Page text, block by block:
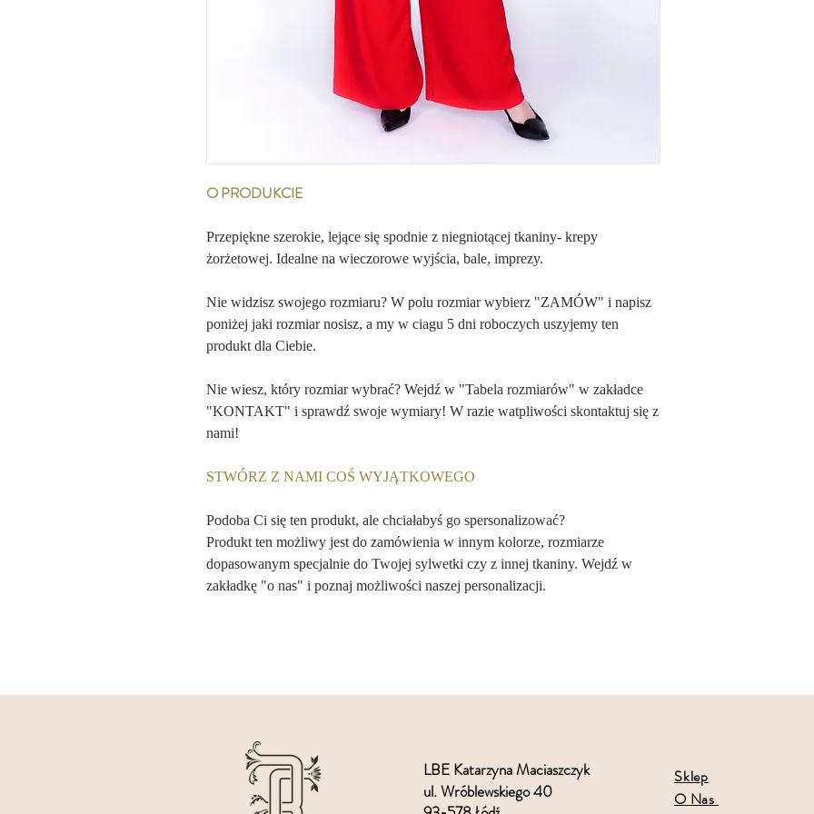
O PRODUKCIE
Przepiękne szerokie, lejące się spodnie z niegniotącej tkaniny- krepy
żorżetowej. Idealne na wieczorowe wyjścia, bale, imprezy.
Nie widzisz swojego rozmiaru? W polu rozmiar wybierz "ZAMÓW" i napisz
poniżej jaki rozmiar nosisz, a my w ciagu 5 dni roboczych uszyjemy ten
produkt dla Ciebie.
Nie wiesz, który rozmiar wybrać? Wejdź w "Tabela rozmiarów" w zakładce
"KONTAKT" i sprawdź swoje wymiary! W razie watpliwości skontaktuj się z
nami!
STWÓRZ Z NAMI COŚ WYJĄTKOWEGO
Podoba Ci się ten produkt, ale chciałabyś go spersonalizować?
Produkt ten możliwy jest do zamówienia w innym kolorze, rozmiarze
dopasowanym specjalnie do Twojej sylwetki czy z innej tkaniny. Wejdź w
zakładkę "o nas" i poznaj możliwości naszej personalizacji.
LBE Katarzyna Maciaszczyk
ul. Wróblewskiego 40
Sklep
O Nas